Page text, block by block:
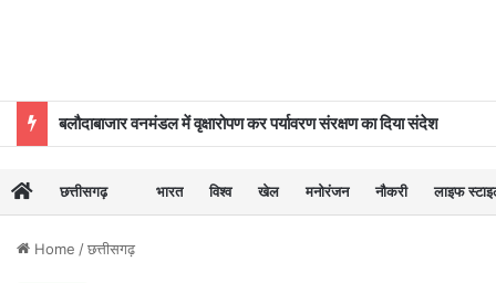
बलौदाबाजार वनमंडल में वृक्षारोपण कर पर्यावरण संरक्षण का दिया संदेश
छत्तीसगढ़ भारत विश्व खेल मनोरंजन नौकरी लाइफ
Home /छत्तीसगढ़